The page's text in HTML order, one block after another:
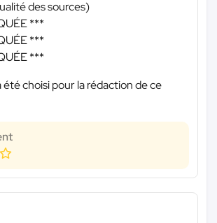
des sources)
***
***
***
choisi pour la rédaction de ce